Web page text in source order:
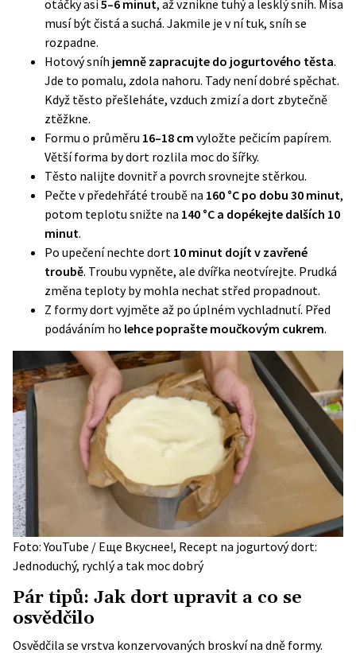
otáčky asi5–6 minut, až vznikne tuhý a lesklý sníh. Mísa
musí být čistá a suchá. Jakmile je v ní tuk, sníh se
rozpadne.
Hotový sníh jemně zapracujte do jogurtového těsta.
Jde to pomalu, zdola nahoru. Tady není dobré spěchat.
Když těsto přešleháte, vzduch zmizí a dort zbytečně
ztěžkne.
Formu o průměru 16–18 cm vyložte pečicím papírem.
Větší forma by dort rozlila moc do šířky.
Těsto nalijte dovnitř a povrch srovnejte stěrkou.
Pečte v předehřáté troubě na 160 °C po dobu 30 minut,
potom teplotu snižte na 140 °C a dopékejte dalších 10
minut.
Po upečení nechte dort 10 minut dojít v zavřené
troubě. Troubu vypněte, ale dvířka neotvírejte. Prudká
změna teploty by mohla nechat střed propadnout.
Z formy dort vyjměte až po úplném vychladnutí. Před
podáváním ho lehce poprašte moučkovým cukrem.
Foto: YouTube / Еще Вкуснее!, Recept na jogurtový dort:
Jednoduchý, rychlý a tak moc dobrý
Pár tipů: Jak dort upravit a co se
osvědčilo
Osvědčila se vrstva konzervovaných broskví na dně formy.